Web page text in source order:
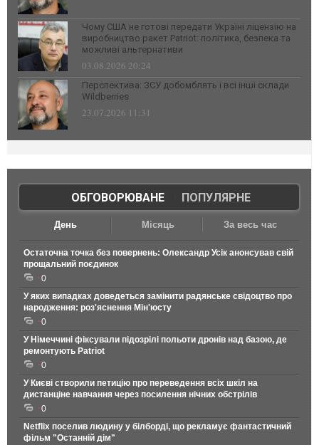
Чому США не готові передати Україні ліцензію на
виробництво ракет Patriot: політика, безпека та
можливі альтернативи
03.08.2026 20:24
Перспектива: ЗСУ добомблять і всі інші склади
Wildberries
23.07.2026 11:31
ОБГОВОРЮВАНЕ| ПОПУЛЯРНЕ
День Місяць За весь час
Остаточна точка без повернень: Олександр Усік анонсував свій
прощальний поєдинок
0
У яких випадках доведеться замінити радянське свідоцтво про
народження: роз'яснення Мін'юсту
0
У Німеччині фіксували підозрілі польоти дронів над базою, де
ремонтують Patriot
0
У Києві створили петицію про переведення всіх шкіл на
дистанціне навчання через посилення нічних обстрілів
0
Netflix поселив людину у білборді, що рекламує фантастичний
фільм "Останній дім"